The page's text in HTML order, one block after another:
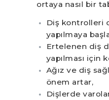
ortaya nasıl bir
Diş kontrolleri
yapılmaya
Ertelenen diş
yapılması için
Ağız ve diş
önem artar,
Dişlerde